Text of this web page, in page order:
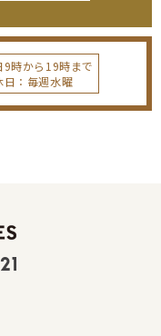
9時から19時まで
日：毎週水曜